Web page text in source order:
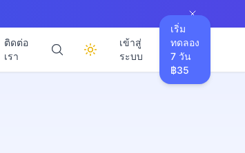
ติดต่อ
เรา
เข้าสู่
ระบบ
เริ่ม
ทดลอง
7 วัน
฿35